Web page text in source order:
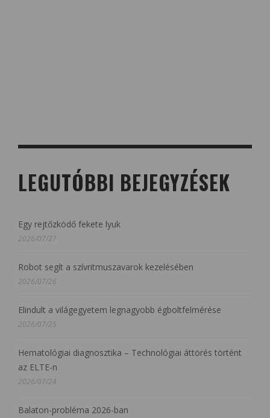
LEGUTÓBBI BEJEGYZÉSEK
Egy rejtőzködő fekete lyuk
2026/07/27
Robot segít a szívritmuszavarok kezelésében
2026/07/26
Elindult a világegyetem legnagyobb égboltfelmérése
2026/07/25
Hematológiai diagnosztika – Technológiai áttörés történt
az ELTE-n
2026/07/24
Balaton-probléma 2026-ban